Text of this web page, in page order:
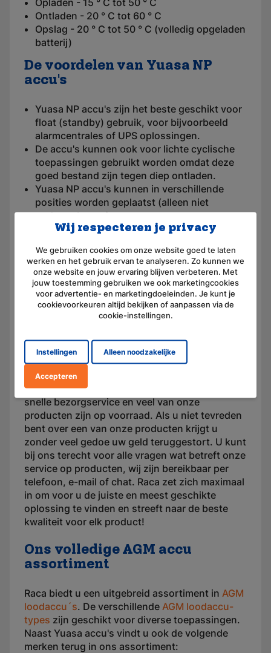
Ontladen - 20 ° C tot 60 ° C
Opslag - 20 ° C tot 50 ° C (volledig opgeladen
batterij)
De voordelen van Yuasa NP
accu's
Yuasa NP accu's zijn het beste geschikt voor
float (standby) gebruik, voor bijvoorbeeld
alarmcentrales of UPS oplossingen.
De accu's kunnen ook voor lichte cyclische
toepassingen gebruikt worden omdat deze
goed bestand zijn tegen diep ontladen.
Yuasa NP accu's kunnen in verschillende
posities worden geplaatst (alleen niet
ondersteboven).
De unieke constructie en afdichting van
de accu kan lekken.
De Yuasa accu's hebben een superieure
energiedichtheid en een langere levensduur
door de loodcalcium roosters in de accu's.
Uw Yuasa accu bestelt u
Wanneer u de geschikte Yuasa accu heeft
gevonden kunt u deze zeer gemakkelijk
bestellen bij Raca. Wij beschikken over een
snelle bezorgservice en veel van onze
producten zijn op voorraad. Als u niet tevreden
bent over een van onze producten krijgt u
zonder veel gedoe uw geld teruggestort. U kunt
bij ons terecht voor alle vragen wat betreft onze
service op producten, wij zijn bereikbaar per
telefoon, e-mail of chat. Raca zet zich maximaal
in om voor u de juiste en meest geschikte
oplossing te vinden en streeft naar de beste
kwaliteit voor elk product!
Ons volledige AGM accu
assortiment
Raca biedt u een uitgebreid assortiment in AGM
loodaccu´s. De verschillende AGM loodaccu-
types zijn geschikt voor diverse toepassingen.
Naast Yuasa accu's vindt u ook de volgende
merken terug in ons assortiment:
Wij respecteren je privacy
We gebruiken cookies om onze website goed te laten
werken en het gebruik ervan te analyseren. Zo kunnen we
onze website en jouw ervaring blijven verbeteren. Met
jouw toestemming gebruiken we ook marketingcookies
voor advertentie- en marketingdoeleinden. Je kunt je
cookievoorkeuren altijd bekijken of aanpassen via de
cookie-instellingen.
Instellingen Alleen noodzakelijke
Accepteren